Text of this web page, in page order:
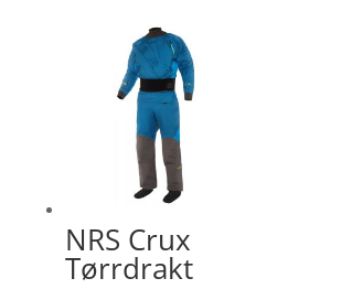
NRS Crux
Tørrdrakt